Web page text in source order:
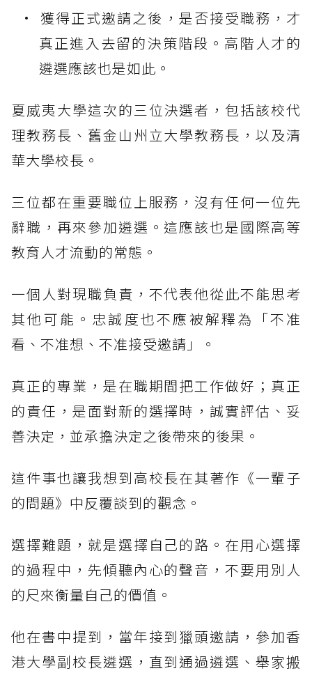
獲得正式邀請之後，是否接受職務，才
真正進入去留的決策階段。高階人才的
遴選應該也是如此。
夏威夷大學這次的三位決選者，包括該校代
理教務長、舊金山州立大學教務長，以及清
華大學校長。
三位都在重要職位上服務，沒有任何一位先
辭職，再來參加遴選。這應該也是國際高等
教育人才流動的常態。
一個人對現職負責，不代表他從此不能思考
其他可能。忠誠度也不應被解釋為「不准
看、不准想、不准接受邀請」。
真正的專業，是在職期間把工作做好；真正
的責任，是面對新的選擇時，誠實評估、妥
善決定，並承擔決定之後帶來的後果。
這件事也讓我想到高校長在其著作《一輩子
的問題》中反覆談到的觀念。
選擇難題，就是選擇自己的路。在用心選擇
的過程中，先傾聽內心的聲音，不要用別人
的尺來衡量自己的價值。
他在書中提到，當年接到獵頭邀請，參加香
港大學副校長遴選，直到通過遴選、舉家搬